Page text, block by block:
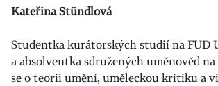
Kateřina Stündlová
Studentka kurátorských studií na FUD
a absolventka sdružených uměnověd na
se o teorii umění, uměleckou kritiku a